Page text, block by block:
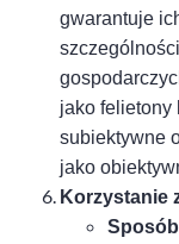
gwarantuje
jako felietony
subiektywne
jako
Korzystanie